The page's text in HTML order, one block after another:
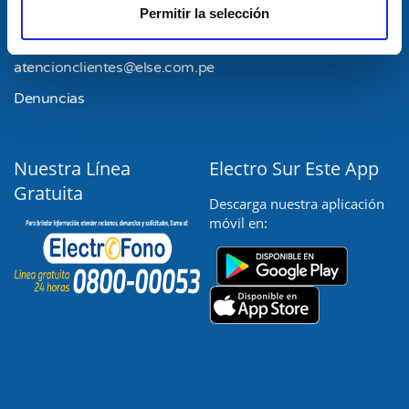
Permitir la selección
atencionclientes@else.com.pe
Denuncias
Nuestra Línea
Gratuita
Electro Sur Este App
Descarga nuestra aplicación
móvil en: